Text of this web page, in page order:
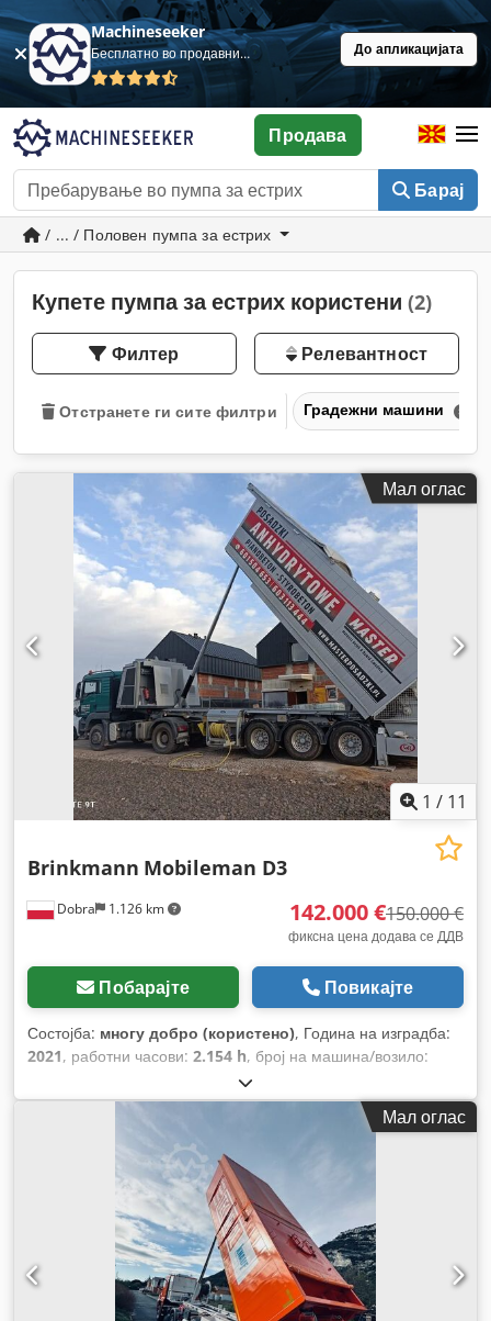
Machineseeker
Бесплатно во продавница До апликацијата
Барај
Продава
/ ... / Половен пумпа за естрих
Купете пумпа за естрих користени (2)
Филтер Релевантност
Отстранете ги сите филтри Градежни машини
Мал оглас
1 / 11
Dobra 1.126 km
Brinkmann Mobileman D3
142.000 €150.000 €
фиксна цена додава се ДДВ
Побарајте Повикајте
Состојба: многу добро (користено), Година на изградба:
2021, работни часови: 2.154 h, број на машина/возило:
Мал оглас